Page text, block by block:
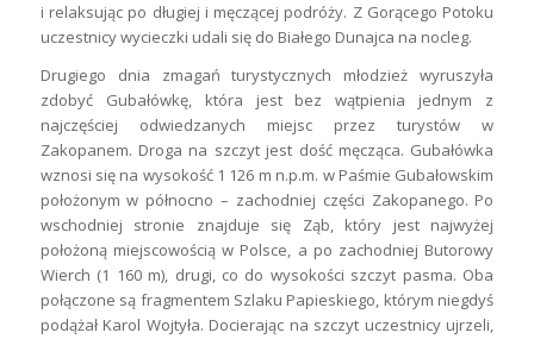
i relaksując po długiej i męczącej podróży. Z Gorącego Potoku
uczestnicy wycieczki udali się do Białego Dunajca na nocleg.
Drugiego dnia zmagań turystycznych młodzież wyruszyła
zdobyć Gubałówkę, która jest bez wątpienia jednym z
najczęściej odwiedzanych miejsc przez turystów w
Zakopanem. Droga na szczyt jest dość męcząca. Gubałówka
wznosi się na wysokość 1 126 m n.p.m. w Paśmie Gubałowskim
położonym w północno – zachodniej części Zakopanego. Po
wschodniej stronie znajduje się Ząb, który jest najwyżej
położoną miejscowością w Polsce, a po zachodniej Butorowy
Wierch (1 160 m), drugi, co do wysokości szczyt pasma. Oba
połączone są fragmentem Szlaku Papieskiego, którym niegdyś
podążał Karol Wojtyła. Docierając na szczyt uczestnicy ujrzeli,